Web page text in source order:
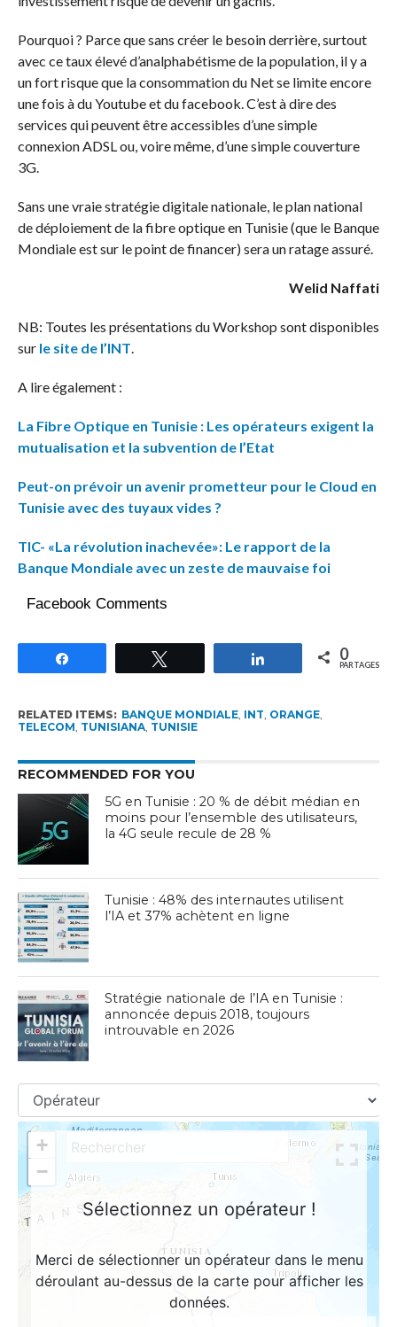
Pourquoi ? Parce que sans créer le besoin derrière, surtout
avec ce taux élevé d’analphabétisme de la population, il y a
un fort risque que la consommation du Net se limite encore
une fois à du Youtube et du facebook. C’est à dire des
services qui peuvent être accessibles d’une simple
connexion ADSL ou, voire même, d’une simple couverture
3G.
Sans une vraie stratégie digitale nationale, le plan national
de déploiement de la fibre optique en Tunisie (que le Banque
Mondiale est sur le point de financer) sera un ratage assuré.
Welid Naffati
NB: Toutes les présentations du Workshop sont disponibles
sur le site de l’INT.
A lire également :
La Fibre Optique en Tunisie : Les opérateurs exigent la
mutualisation et la subvention de l’Etat
Peut-on prévoir un avenir prometteur pour le Cloud en
Tunisie avec des tuyaux vides ?
TIC- «La révolution inachevée»: Le rapport de la
Banque Mondiale avec un zeste de mauvaise foi
Facebook Comments
Partagez 0
PARTAGES
RELATED ITEMS: BANQUE MONDIALE, INT ORANGE,
TELECOM TUNISIANA, TUNISIE
RECOMMENDED FOR YOU
5G en Tunisie : 20 % de débit médian en
moins pour l’ensemble des utilisateurs,
la 4G seule recule de 28 %
Tunisie : 48% des internautes utilisent
l’IA et 37% achètent en ligne
Stratégie nationale de l’IA en Tunisie :
annoncée depuis 2018, toujours
introuvable en 2026